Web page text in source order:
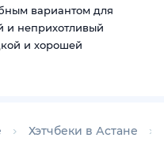
вариантом для
и неприхотливый
и хорошей
Хэтчбеки в Астане